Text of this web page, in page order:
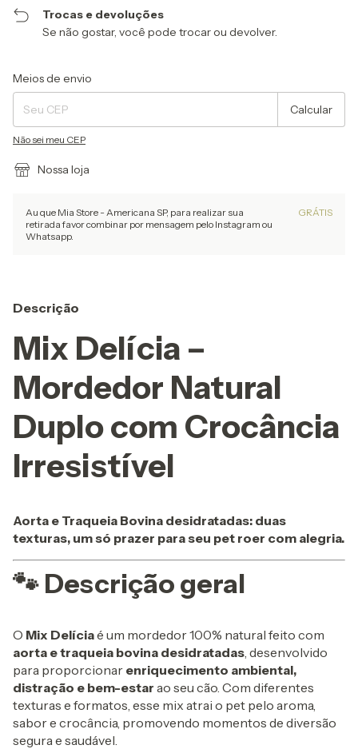
Trocas e devoluções
Se não gostar, você pode trocar ou devolver.
Entregas para o CEP:
Meios de envio
Calcular
Não sei meu CEP
Nossa loja
Au que Mia Store - Americana SP, para realizar sua
retirada favor combinar por mensagem pelo Instagram ou
Whatsapp.
GRÁTIS
Descrição
Mix Delícia –
Mordedor Natural
Duplo com Crocância
Irresistível
Aorta e Traqueia Bovina desidratadas: duas
texturas, um só prazer para seu pet roer com alegria.
🐾 Descrição geral
O Mix Delíciaé um mordedor 100% natural feito com
aorta e traqueia bovina desidratadas , desenvolvido
para proporcionar enriquecimento ambiental,
distração e bem-estar ao seu cão. Com diferentes
texturas e formatos, esse mix atrai o pet pelo aroma,
sabor e crocância, promovendo momentos de diversão
segura e saudável.